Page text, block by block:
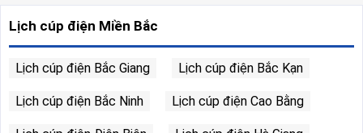
Lịch cúp điện Miền Bắc
Lịch cúp điện Bắc Giang Lịch cúp điện Bắc Kạn
Lịch cúp điện Bắc Ninh Lịch cúp điện Cao Bằng